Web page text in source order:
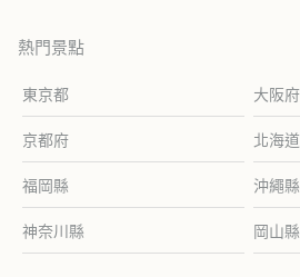
熱門景點
東京都 大阪府
京都府 北海道
福岡縣 沖繩縣
神奈川縣 岡山縣